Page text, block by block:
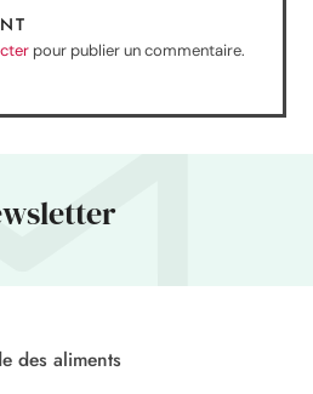
pour publier un commentaire.
des aliments